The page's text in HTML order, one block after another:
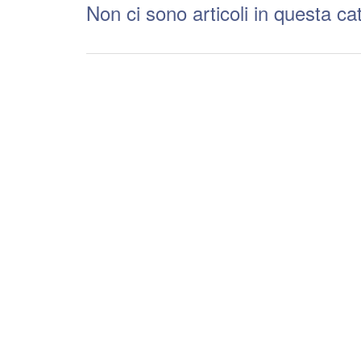
Non ci sono articoli in questa